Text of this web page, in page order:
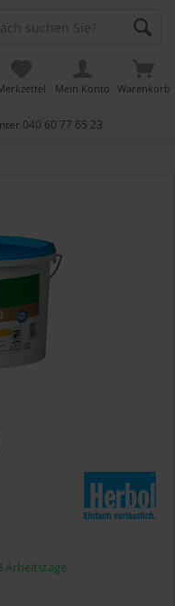
040 60 77 65 23
Warenkorb
Mein Konto
Arbeitstage